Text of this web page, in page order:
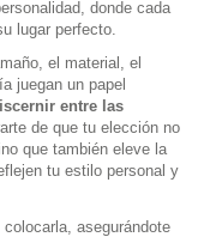
donde cada
lugar perfecto.
el material, el
juegan un papel
entre las
de que tu elección no
que también eleve la
tu estilo personal y
asegurándote